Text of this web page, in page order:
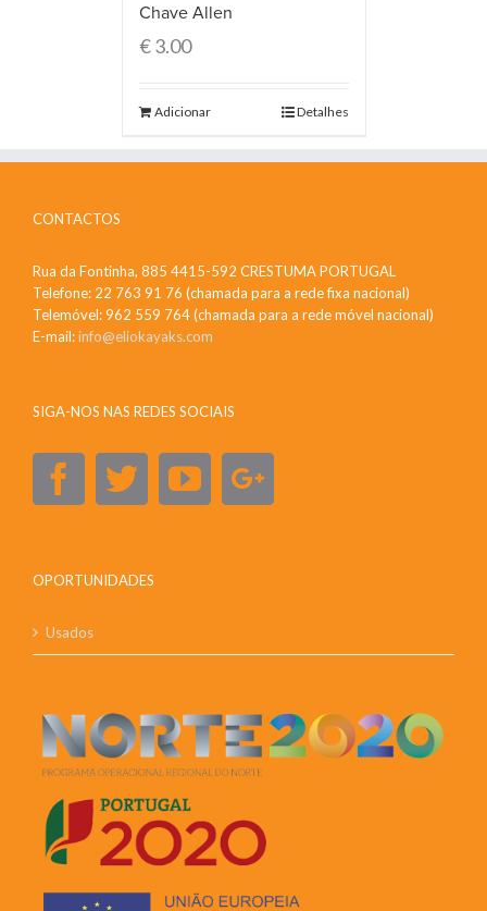
Chave Allen
€3.00
Adicionar Detalhes
CONTACTOS
Rua da Fontinha, 885 4415-592 CRESTUMA PORTUGAL
Telefone: 22 763 91 76 (chamada para a rede fixa nacional)
Telemóvel: 962 559 764 (chamada para a rede móvel nacional)
E-mail:info@eliokayaks.com
SIGA-NOS NAS REDES SOCIAIS
OPORTUNIDADES
Usados